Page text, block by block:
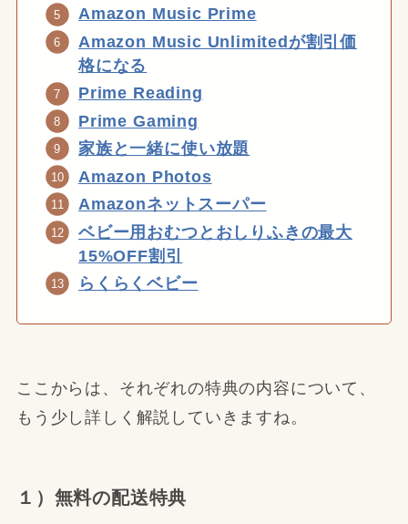
Amazon Music Prime
Amazon Music Unlimitedが割引価
格になる
Prime Reading
Prime Gaming
家族と一緒に使い放題
Amazon Photos
Amazonネットスーパー
ベビー用おむつとおしりふきの最大
15%OFF割引
らくらくベビー
ここからは、それぞれの特典の内容について、
もう少し詳しく解説していきますね。
１）無料の配送特典